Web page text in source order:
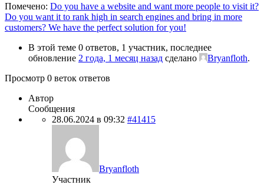
Помечено: Do you have a website and want more people to visit it?
Do you want it to rank high in search engines and bring in more
customers? We have the perfect solution for you!
В этой теме 0 ответов, 1 участник, последнее
обновление 2 года, 1 месяц назад сделано Bryanfloth.
Просмотр 0 веток ответов
Автор
Сообщения
28.06.2024 в 09:32 #41415
Bryanfloth
Участник